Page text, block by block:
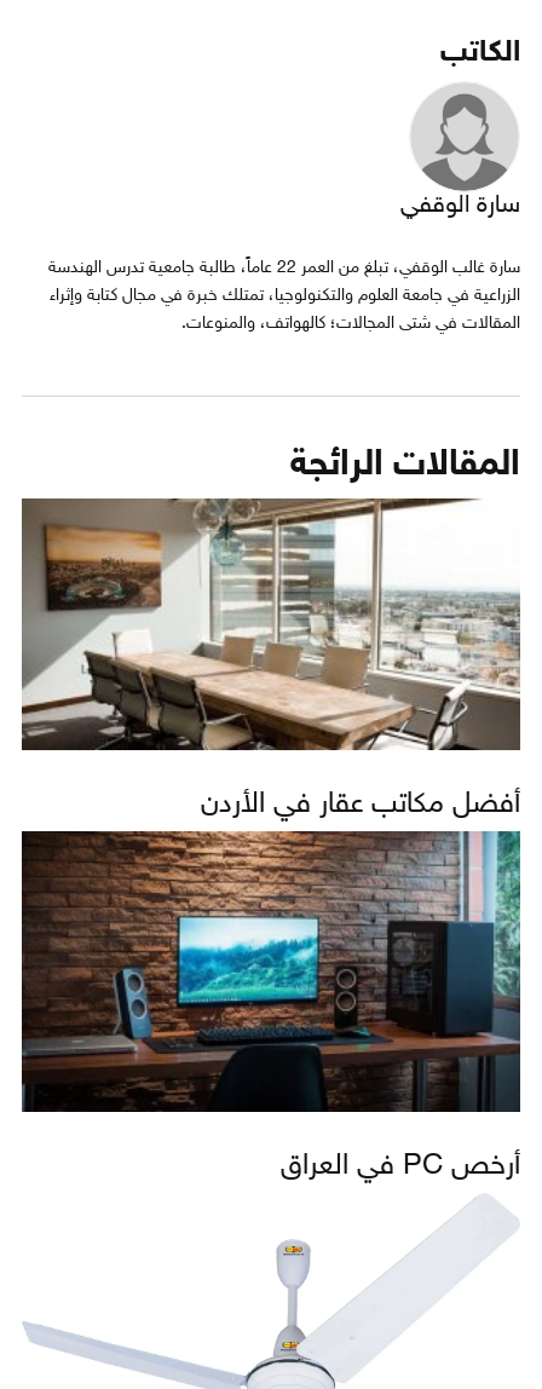
الكاتب
سارة الوقفي
سارة غالب الوقفي، تبلغ من العمر 22 عاماً، طالبة جامعية تدرس الهندسة
الزراعية في جامعة العلوم والتكنولوجيا، تمتلك خبرة في مجال كتابة وإثراء
المقالات في شتى المجالات؛ كالهواتف، والمنوعات.
المقالات الرائجة
أفضل مكاتب عقار في الأردن
أرخص PC في العراق